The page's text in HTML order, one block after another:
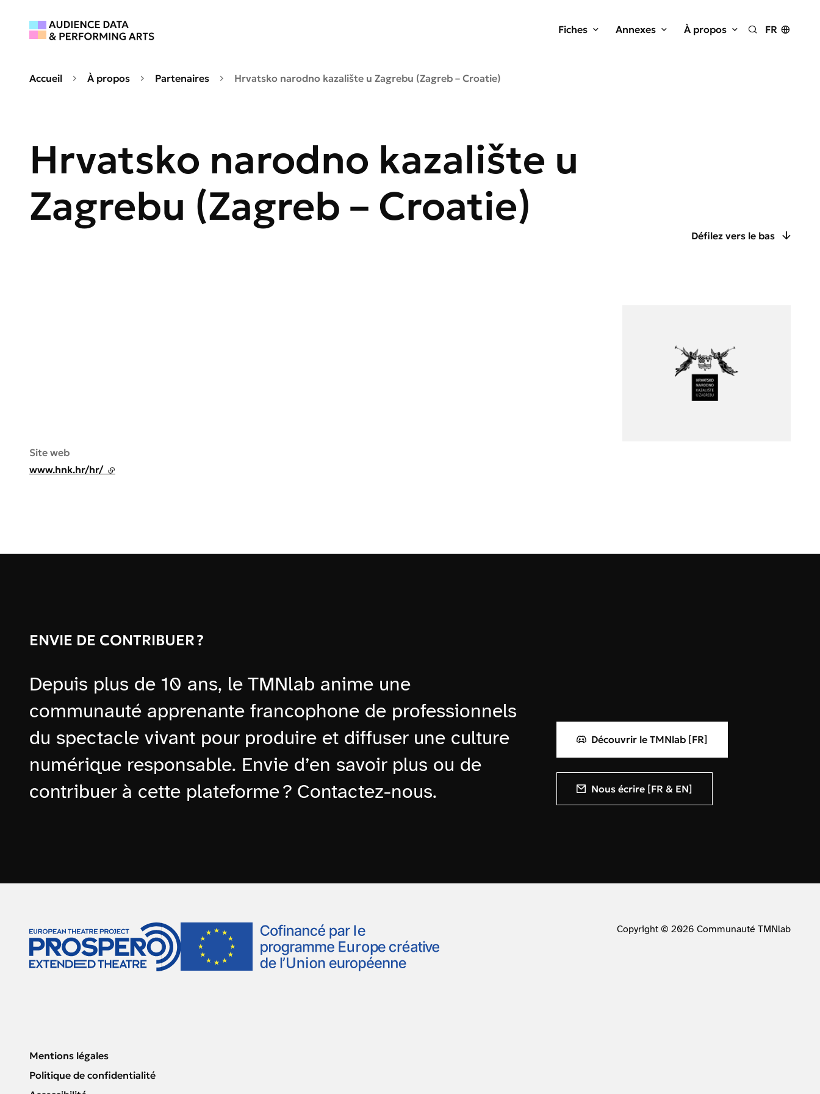
Fiches Annexes À propos Rechercher
FR
Accueil À propos Partenaires Hrvatsko narodno kazalište u Zagrebu (Zagreb – Croatie)
Hrvatsko narodno kazalište u
Zagrebu (Zagreb – Croatie)
Défilez vers le bas
Site web
www.hnk.hr/hr/ - lien externe
ENVIE DE CONTRIBUER ?
Depuis plus de 10 ans, le TMNlab anime une
communauté apprenante francophone de professionnels
du spectacle vivant pour produire et diffuser une culture
numérique responsable. Envie d’en savoir plus ou de
contribuer à cette plateforme ? Contactez-nous.
Découvrir le TMNlab [FR]
Nous écrire [FR & EN]
Copyright © 2026 Communauté TMNlab
Mentions légales
Politique de confidentialité